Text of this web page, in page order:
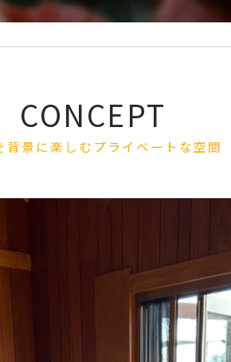
背景に楽しむプライベートな空間
CONCEPT